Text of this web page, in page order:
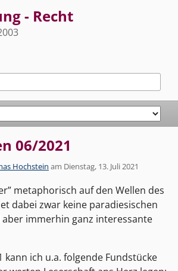
- Recht
06/2021
Hochstein am Dienstag, 13. Juli 2021
metaphorisch auf den Wellen des
dabei zwar keine paradiesischen
immerhin ganz interessante
kann ich u.a. folgende Fundstücke